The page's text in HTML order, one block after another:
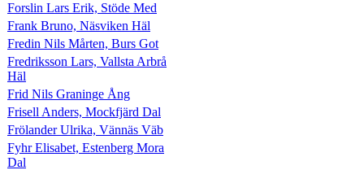
Forslin Lars Erik, Stöde Med
Frank Bruno, Näsviken Häl
Fredin Nils Mårten, Burs Got
Fredriksson Lars, Vallsta Arbrå
Häl
Frid Nils Graninge Ång
Frisell Anders, Mockfjärd Dal
Frölander Ulrika, Vännäs Väb
Fyhr Elisabet, Estenberg Mora
Dal